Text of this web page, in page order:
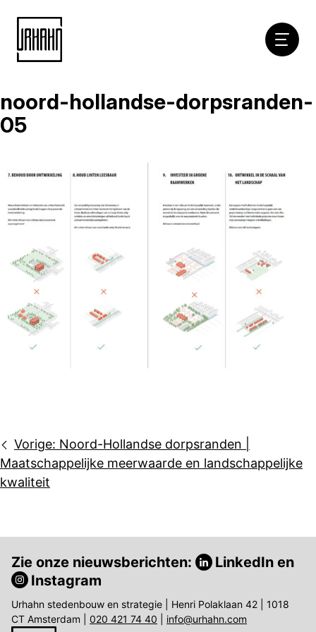
Naar
inhoud
noord-hollandse-dorpsranden-
05
Bericht
navigatie
Vorige: Noord-Hollandse dorpsranden |
Maatschappelijke meerwaarde en landschappelijke
kwaliteit
Zie onze nieuwsberichten: LinkedIn en
Instagram
Urhahn stedenbouw en strategie | Henri Polaklaan 42 | 1018
CT Amsterdam | 020 421 74 40 info@urhahn.com